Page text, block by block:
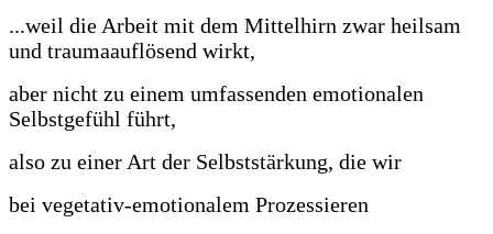
...weil die Arbeit mit dem Mittelhirn zwar heilsam
und traumaauflösend wirkt,
aber nicht zu einem umfassenden emotionalen
Selbstgefühl führt,
also zu einer Art der Selbststärkung, die wir
bei vegetativ-emotionalem Prozessieren